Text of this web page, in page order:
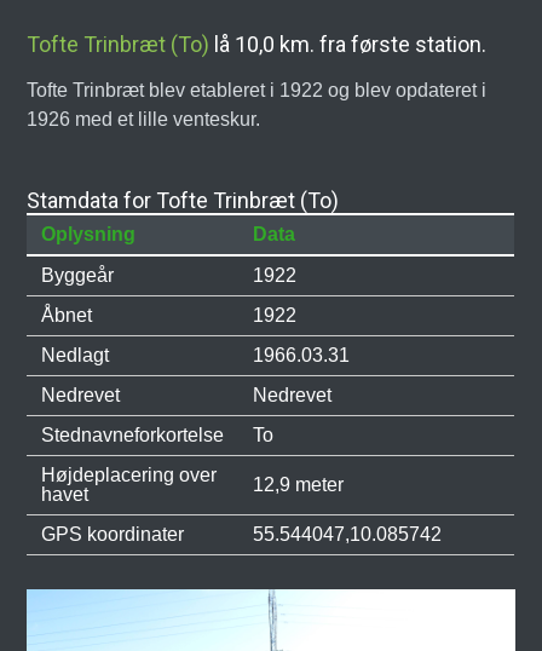
Tofte Trinbræt (To) lå 10,0 km. fra første station.
Tofte Trinbræt blev etableret i 1922 og blev opdateret i
1926 med et lille venteskur.
Stamdata for Tofte Trinbræt (To)
Oplysning
Data
Byggeår
1922
Åbnet
1922
Nedlagt
1966.03.31
Nedrevet
Nedrevet
Stednavneforkortelse
To
Højdeplacering over
havet
12,9 meter
GPS koordinater 55.544047,10.085742